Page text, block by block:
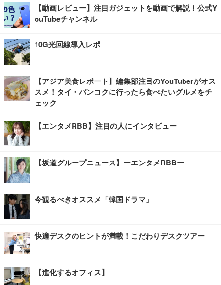
【動画レビュー】注目ガジェットを動画で解説！公式Y
ouTubeチャンネル
10G光回線導入レポ
【アジア美食レポート】編集部注目のYouTuberがオス
スメ！タイ・バンコクに行ったら食べたいグルメをチ
ェック
【エンタメRBB】注目の人にインタビュー
【坂道グループニュース】ーエンタメRBBー
今観るべきオススメ「韓国ドラマ」
快適デスクのヒントが満載！こだわりデスクツアー
【進化するオフィス】